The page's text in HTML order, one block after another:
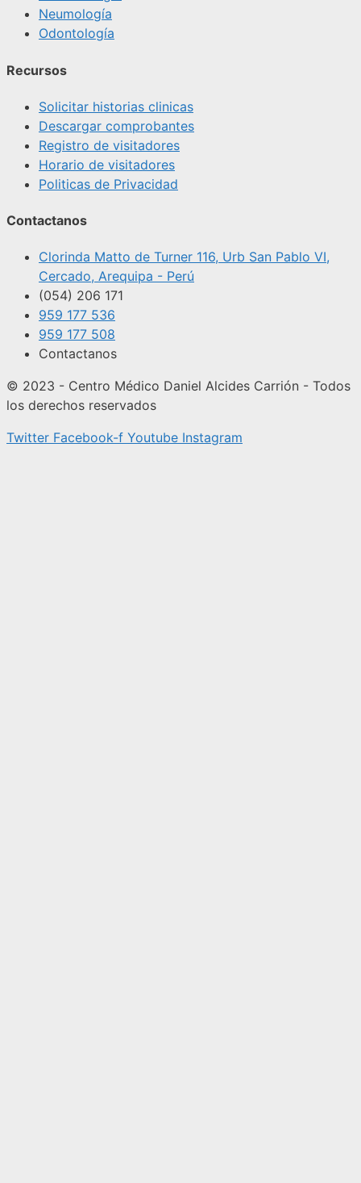
Neumología
Odontología
Recursos
Solicitar historias clinicas
Descargar comprobantes
Registro de visitadores
Horario de visitadores
Politicas de Privacidad
Contactanos
Clorinda Matto de Turner 116, Urb San Pablo VI,
Cercado, Arequipa - Perú
(054) 206 171
959 177 536
959 177 508
Contactanos
© 2023 - Centro Médico Daniel Alcides Carrión - Todos
los derechos reservados
Twitter Facebook-f Youtube Instagram